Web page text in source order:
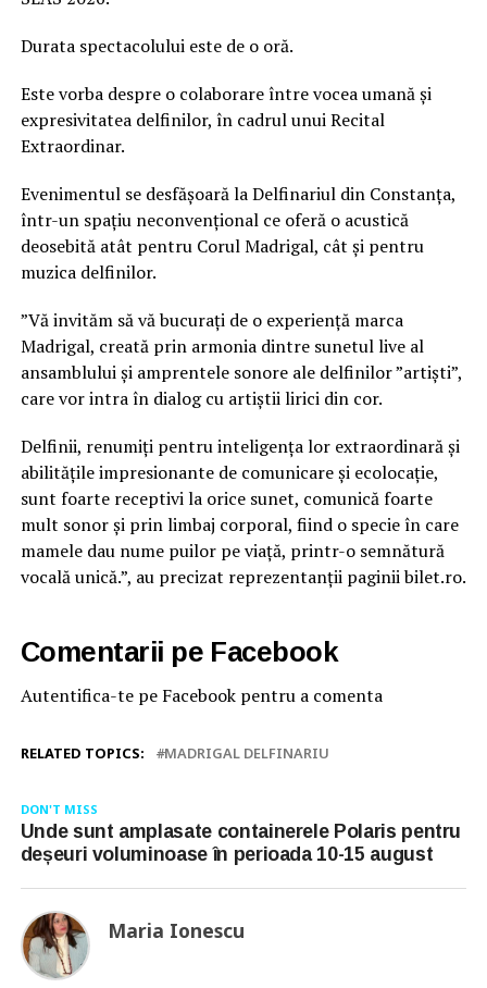
Durata spectacolului este de o oră.
Este vorba despre o colaborare între vocea umană și
expresivitatea delfinilor, în cadrul unui Recital
Extraordinar.
Evenimentul se desfășoară la Delfinariul din Constanța,
într-un spațiu neconvențional ce oferă o acustică
deosebită atât pentru Corul Madrigal, cât și pentru
muzica delfinilor.
”Vă invităm să vă bucurați de o experiență marca
Madrigal, creată prin armonia dintre sunetul live al
ansamblului și amprentele sonore ale delfinilor ”artiști”,
care vor intra în dialog cu artiștii lirici din cor.
Delfinii, renumiți pentru inteligența lor extraordinară și
abilitățile impresionante de comunicare și ecolocație,
sunt foarte receptivi la orice sunet, comunică foarte
mult sonor și prin limbaj corporal, fiind o specie în care
mamele dau nume puilor pe viață, printr-o semnătură
vocală unică.”, au precizat reprezentanții paginii bilet.ro.
Comentarii pe Facebook
Autentifica-te pe Facebook pentru a comenta
RELATED TOPICS: MADRIGAL DELFINARIU
DON'T MISS
Unde sunt amplasate containerele Polaris pentru
deșeuri voluminoase în perioada 10-15 august
Maria Ionescu